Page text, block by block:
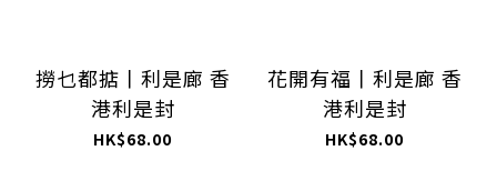
撈乜都掂丨利是廊 香
港利是封
HK$68.00
花開有福丨利是廊 香
港利是封
HK$68.00